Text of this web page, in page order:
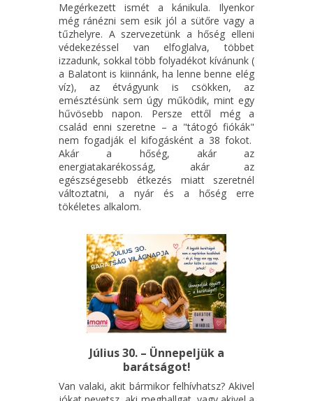
Megérkezett ismét a kánikula. Ilyenkor
még ránézni sem esik jól a sütőre vagy a
tűzhelyre. A szervezetünk a hőség elleni
védekezéssel van elfoglalva, többet
izzadunk, sokkal több folyadékot kívánunk (
a Balatont is kiinnánk, ha lenne benne elég
víz), az étvágyunk is csökken, az
emésztésünk sem úgy működik, mint egy
hűvösebb napon. Persze ettől még a
család enni szeretne – a "tátogó fiókák"
nem fogadják el kifogásként a 38 fokot.
Akár a hőség, akár az
energiatakarékosság, akár az
egészségesebb étkezés miatt szeretnél
változtatni, a nyár és a hőség erre
tökéletes alkalom.
Július 30. – Ünnepeljük a
barátságot!
Van valaki, akit bármikor felhívhatsz? Akivel